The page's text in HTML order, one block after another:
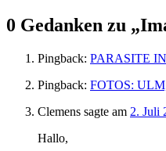
0 Gedanken zu „
Pingback: PARASITE
Pingback: FOTOS:
Clemens sagte am 2. Juli
Hallo,